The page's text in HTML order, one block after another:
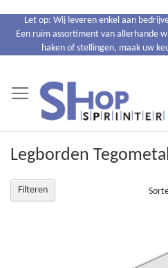
naar
Let op: Wij leveren enkel aan
Een ruim assortiment van allerhande
haken of stellingen, maak uw
Legborden
Filteren